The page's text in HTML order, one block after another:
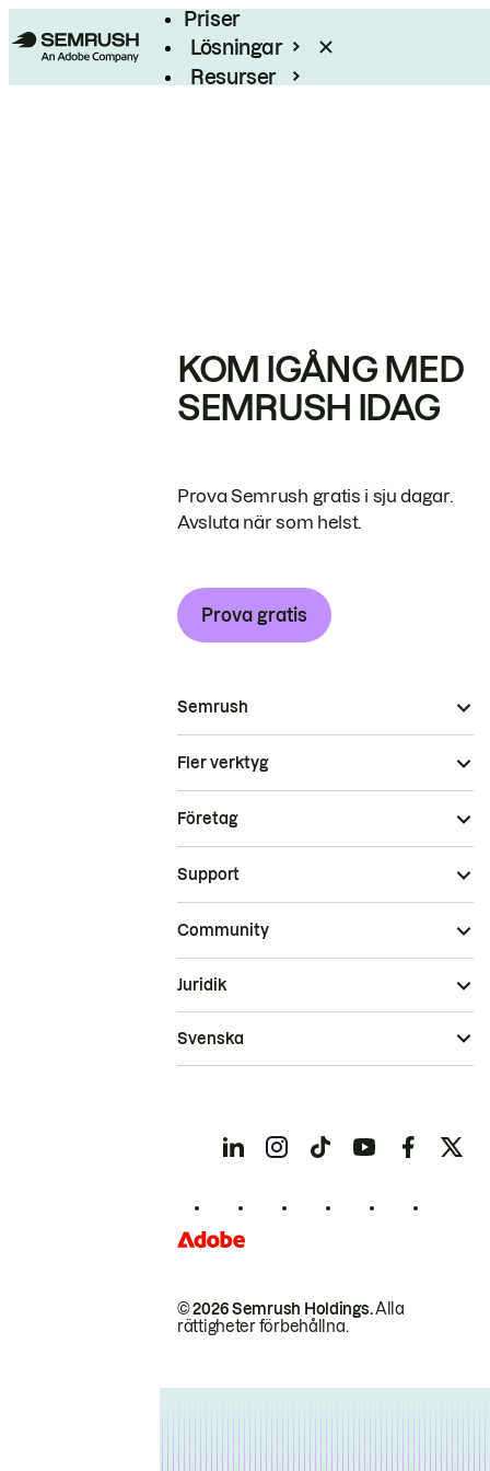
Priser
Lösningar
Resurser
KOM IGÅNG MED
SEMRUSH IDAG
Prova Semrush gratis i sju dagar.
Avsluta när som helst.
Prova gratis
Semrush
Fler verktyg
Företag
Support
Community
© 2026 Semrush Holdings.Alla
rättigheter förbehållna.
Juridik
Svenska